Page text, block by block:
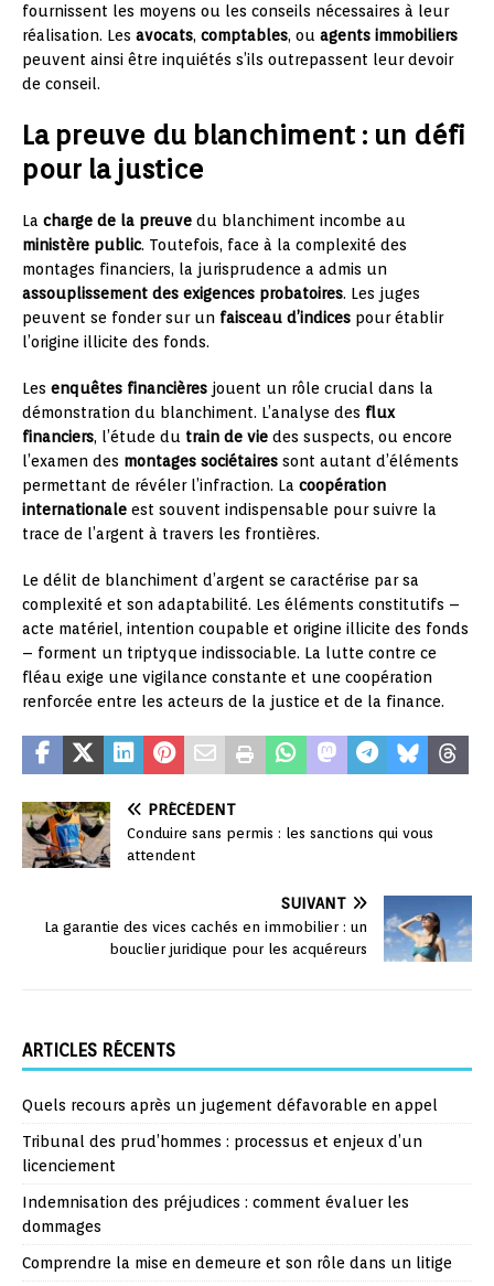
fournissent les moyens ou les conseils nécessaires à leur
réalisation. Les avocats, comptables, ou agents immobiliers
peuvent ainsi être inquiétés s’ils outrepassent leur devoir
de conseil.
La preuve du blanchiment : un défi
pour la justice
La charge de la preuve du blanchiment incombe au
ministère public. Toutefois, face à la complexité des
montages financiers, la jurisprudence a admis un
assouplissement des exigences probatoires. Les juges
peuvent se fonder sur un faisceau d’indices pour établir
l’origine illicite des fonds.
Les enquêtes financières jouent un rôle crucial dans la
démonstration du blanchiment. L’analyse des flux
financiers, l’étude du train de vie des suspects, ou encore
l’examen des montages sociétaires sont autant d’éléments
permettant de révéler l’infraction. La coopération
internationale est souvent indispensable pour suivre la
trace de l’argent à travers les frontières.
Le délit de blanchiment d’argent se caractérise par sa
complexité et son adaptabilité. Les éléments constitutifs –
acte matériel, intention coupable et origine illicite des fonds
– forment un triptyque indissociable. La lutte contre ce
fléau exige une vigilance constante et une coopération
renforcée entre les acteurs de la justice et de la finance.
PRÉCÉDENT
Conduire sans permis : les sanctions qui vous
attendent
SUIVANT
La garantie des vices cachés en immobilier : un
bouclier juridique pour les acquéreurs
ARTICLES RÉCENTS
Quels recours après un jugement défavorable en appel
Tribunal des prud’hommes : processus et enjeux d’un
licenciement
Indemnisation des préjudices : comment évaluer les
dommages
Comprendre la mise en demeure et son rôle dans un litige